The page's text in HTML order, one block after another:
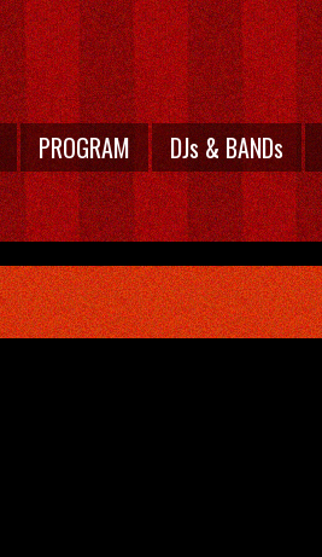
PROGRAM DJs & BANDs